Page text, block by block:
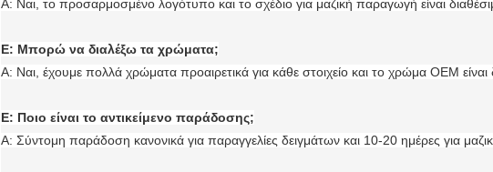
Α: Ναι, το προσαρμοσμένο λογότυπο και το σχέδιο για μαζική παραγωγή είναι
Ε: Μπορώ να διαλέξω τα χρώματα;
Α: Ναι, έχουμε πολλά χρώματα προαιρετικά για κάθε στοιχείο και το χρώμα OEM
Ε: Ποιο είναι το αντικείμενο παράδοσης;
Α: Σύντομη παράδοση κανονικά για παραγγελίες δειγμάτων και 10-20 ημέρες για